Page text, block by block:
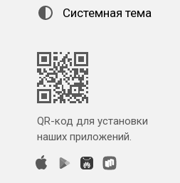
Системная тема
QR-код для установки
наших приложений.